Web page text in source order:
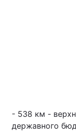
- 538 км -
державного